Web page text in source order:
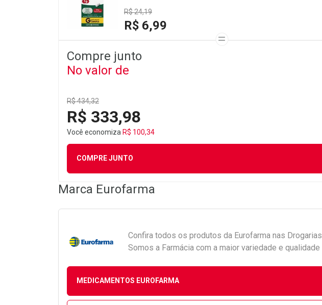
R$ 24,19
R$ 6,99
Compre junto
No valor de
R$ 434,32
R$ 333,98
Você economiza R$ 100,34
COMPRE JUNTO
Marca Eurofarma
Confira todos os produtos da Eurofarma nas
Somos a Farmácia com a maior variedade e qualidade
MEDICAMENTOS EUROFARMA